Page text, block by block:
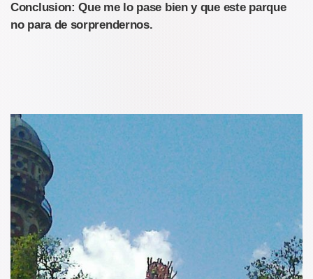
Conclusion: Que me lo pase bien y que este parque
no para de sorprendernos.